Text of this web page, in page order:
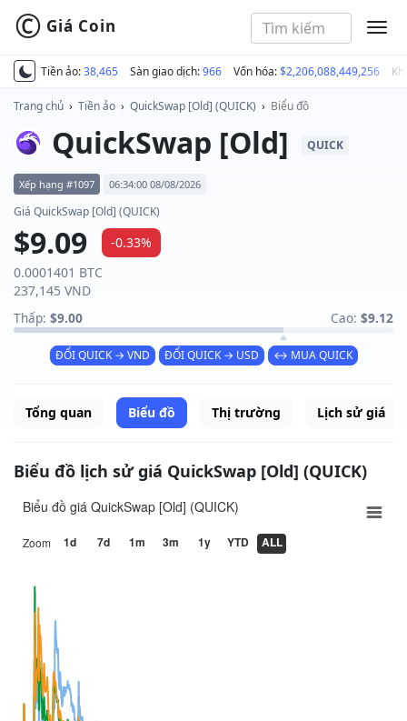
Tiền ảo:38,465 Sàn giao dịch:966 Vốn hóa:$2,206,088,449,256
© Giá Coin
Trang chủ › Tiền ảo › QuickSwap [Old] (QUICK) › Biểu đồ
QuickSwap [Old] QUICK
Xếp hạng #1097 06:34:00 08/08/2026
Giá QuickSwap [Old] (QUICK)
$9.09
-0.33%
0.0001401 BTC
237,145 VND
Thấp: $9.00 Cao: $9.12
ĐỔI QUICK → VND ĐỔI QUICK → USD ↔ MUA QUICK
Tổng quan Biểu đồ Thị trường Lịch sử giá
Biểu đồ lịch sử giá QuickSwap [Old] (QUICK)
Zoom 1d 7d 1m 3m 1y YTD ALL
Biểu đồ giá QuickSwap [Old] (QUICK)